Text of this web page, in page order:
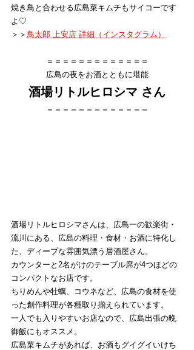
焼き鳥と合わせる広島菜キムチもサイコーです
よ♡
＞＞ 鳥太郎 上安店 詳細（インスタグラム）
＝＝＝＝＝＝＝＝＝＝＝＝＝
広島の夜をお酒とともに堪能
酒場リトルヒロシマ さん
＝＝＝＝＝＝＝＝＝＝＝＝＝
酒場リトルヒロシマさんは、広島一の歓楽街・
流川にある、広島の料理・食材・お酒に特化し
た、ディープな雰囲気漂う居酒屋さん。
カウンターと2名がけのテーブル席が4つほどの
コンパクトなお店です。
ちりめんや牡蠣、コウネなど、広島の食材を使
った創作料理が各種取り揃えられています。
一人でも入りやすいお店なので、広島出張の晩
御飯にもオススメ。
広島菜キムチがあれば、お酒もグイグイいけち